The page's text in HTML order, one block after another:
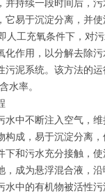
并持续一段时间后，
它易于沉淀分离，并
人工充氧条件下，对
化作用，以分解去除
污泥系统。该方法的
水率。
水中不断注入空气，
构成，易于沉淀分离
下和污水充分接触，
，成为悬浮混合液，
水中的有机物被活性